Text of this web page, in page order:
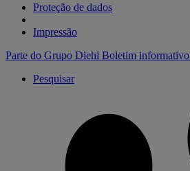
Proteção de dados
Impressão
Parte do Grupo Diehl Boletim informativo
Pesquisar